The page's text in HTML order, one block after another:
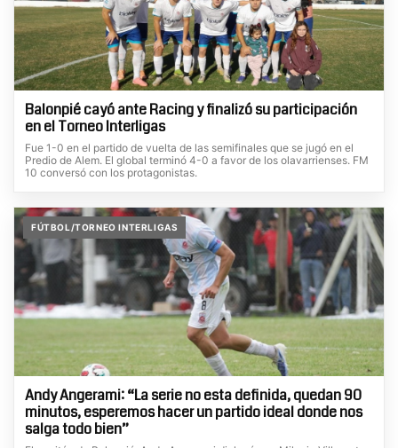
Balonpié cayó ante Racing y finalizó su participación
en el Torneo Interligas
Fue 1-0 en el partido de vuelta de las semifinales que se jugó en el
Predio de Alem. El global terminó 4-0 a favor de los olavarrienses. FM
10 conversó con los protagonistas.
FÚTBOL/TORNEO INTERLIGAS
Andy Angerami: “La serie no esta definida, quedan 90
minutos, esperemos hacer un partido ideal donde nos
salga todo bien”